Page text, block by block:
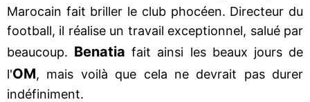
Marocain fait briller le club phocéen. Directeur du
football, il réalise un travail exceptionnel, salué par
beaucoup. Benatia fait ainsi les beaux jours de
l'OM, mais voilà que cela ne devrait pas durer
indéfiniment.